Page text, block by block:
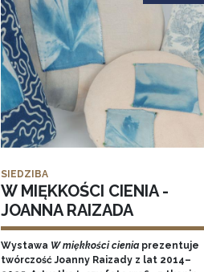
SIEDZIBA
W MIĘKKOŚCI CIENIA -
JOANNA RAIZADA
Wystawa W miękkości cieniaprezentuje
twórczość Joanny Raizady z lat 2014–